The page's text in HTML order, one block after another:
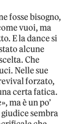
fosse bisogno,
vuoi, ma
E la dance si
alcune
Che
Nelle sue
forzato,
certa fatica.
ma è un po’
sembra